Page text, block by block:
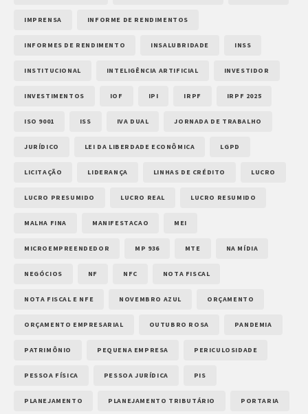
IMPRENSA INFORME DE RENDIMENTOS
INFORMES DE RENDIMENTO INSALUBRIDADE INSS
INSTITUCIONAL INTELIGÊNCIA ARTIFICIAL INVESTIDOR
INVESTIMENTOS IOF IPI IRPF IRPF 2025
ISO 9001 ISS IVA DUAL JORNADA DE TRABALHO
JURÍDICO LEI DA LIBERDADE ECONÔMICA LGPD
LICITAÇÃO LIDERANÇA LINHAS DE CRÉDITO LUCRO
LUCRO PRESUMIDO LUCRO REAL LUCRO RESUMIDO
MALHA FINA MANIFESTACAO MEI
MICROEMPREENDEDOR MP 936 MTE NA MÍDIA
NEGÓCIOS NF NFC NOTA FISCAL
NOTA FISCAL E NFE NOVEMBRO AZUL ORÇAMENTO
ORÇAMENTO EMPRESARIAL OUTUBRO ROSA PANDEMIA
PATRIMÔNIO PEQUENA EMPRESA PERICULOSIDADE
PESSOA FÍSICA PESSOA JURÍDICA PIS
PLANEJAMENTO PLANEJAMENTO TRIBUTÁRIO PORTARIA